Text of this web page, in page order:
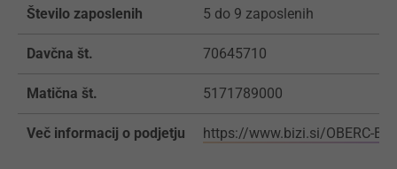
Število zaposlenih 5 do 9 zaposlenih
Davčna št. 70645710
Matična št. 5171789000
Več informacij o podjetju https://www.bizi.si/OBERC-